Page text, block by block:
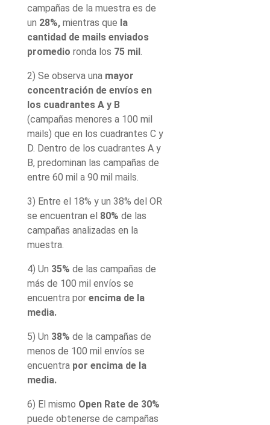
campañas de la muestra es de
un 28%, mientras que la
cantidad de mails enviados
promedio ronda los 75 mil.
2) Se observa una mayor
concentración de envíos en
los cuadrantes A y B
(campañas menores a 100 mil
mails) que en los cuadrantes C y
D. Dentro de los cuadrantes A y
B, predominan las campañas de
entre 60 mil a 90 mil mails.
3) Entre el 18% y un 38% del OR
se encuentran el 80% de las
campañas analizadas en la
muestra.
4) Un 35% de las campañas de
más de 100 mil envíos se
encuentra por encima de la
media.
5) Un 38% de la campañas de
menos de 100 mil envíos se
encuentra por encima de la
media.
6) El mismo Open Rate de 30%
puede obtenerse de campañas